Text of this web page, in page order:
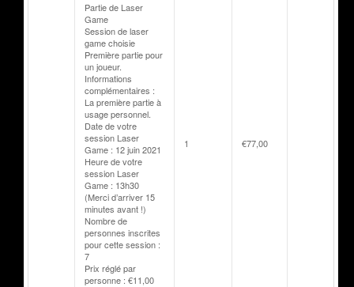
Partie de Laser
Game
Session de laser
game choisie
Première partie pour
un joueur.
Informations
complémentaires :
La première partie à
usage personnel.
Date de votre
session Laser
Game : 12 juin 2021
Heure de votre
session Laser
Game : 13h30
(Merci d’arriver 15
minutes avant !)
Nombre de
personnes inscrites
pour cette session :
7
Prix réglé par
personne : €11,00
1 €77,00